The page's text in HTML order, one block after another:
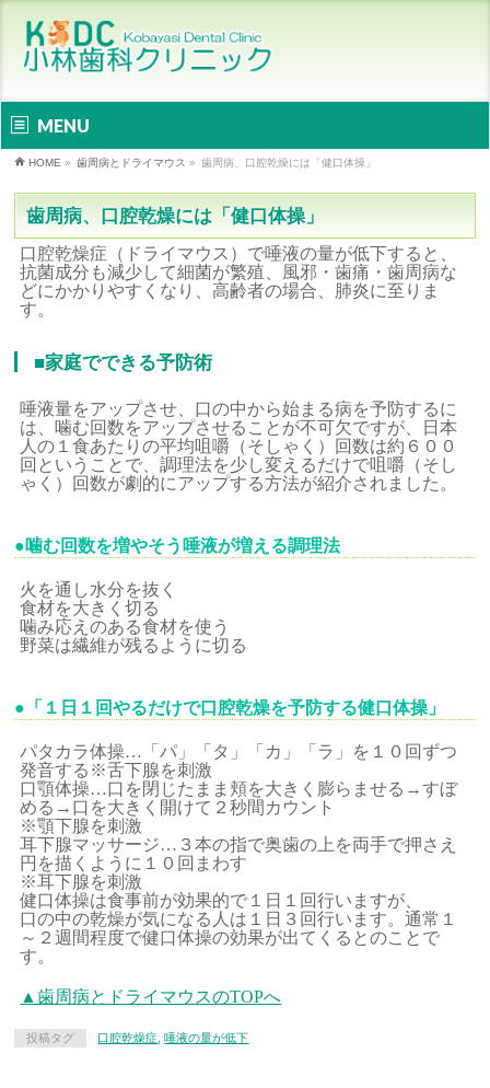
MENU
HOME » 歯周病とドライマウス » 歯周病、口腔乾燥には「健口体操」
歯周病、口腔乾燥には「健口体操」
口腔乾燥症（ドライマウス）で唾液の量が低下すると、
抗菌成分も減少して細菌が繁殖、風邪・歯痛・歯周病な
どにかかりやすくなり、高齢者の場合、肺炎に至りま
す。
■家庭でできる予防術
唾液量をアップさせ、口の中から始まる病を予防するに
は、噛む回数をアップさせることが不可欠ですが、日本
人の１食あたりの平均咀嚼（そしゃく）回数は約６００
回ということで、調理法を少し変えるだけで咀嚼（そし
ゃく）回数が劇的にアップする方法が紹介されました。
●噛む回数を増やそう唾液が増える調理法
火を通し水分を抜く
食材を大きく切る
噛み応えのある食材を使う
野菜は繊維が残るように切る
●「１日１回やるだけで口腔乾燥を予防する健口体操」
パタカラ体操…「パ」「タ」「カ」「ラ」を１０回ずつ
発音する※舌下腺を刺激
口顎体操…口を閉じたまま頬を大きく膨らませる→すぼ
める→口を大きく開けて２秒間カウント
※顎下腺を刺激
耳下腺マッサージ…３本の指で奥歯の上を両手で押さえ
円を描くように１０回まわす
※耳下腺を刺激
健口体操は食事前が効果的で１日１回行いますが、
口の中の乾燥が気になる人は１日３回行います。通常１
～２週間程度で健口体操の効果が出てくるとのことで
す。
▲歯周病とドライマウスのTOPへ
投稿タグ 口腔乾燥症 ,唾液の量が低下